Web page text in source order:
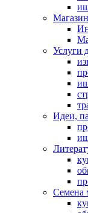
Услуги
Идеи,
Семена